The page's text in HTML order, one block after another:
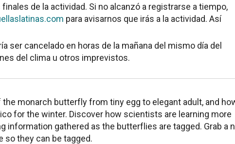
de la actividad. Si no alcanzó a registrarse a tiempo,
para avisarnos que irás a la actividad. Así
ser cancelado en horas de la mañana del mismo día del
del clima u otros imprevistos.
monarch butterfly from tiny egg to elegant adult, and
for the winter. Discover how scientists are learning more
information gathered as the butterflies are tagged. Grab a
so they can be tagged.